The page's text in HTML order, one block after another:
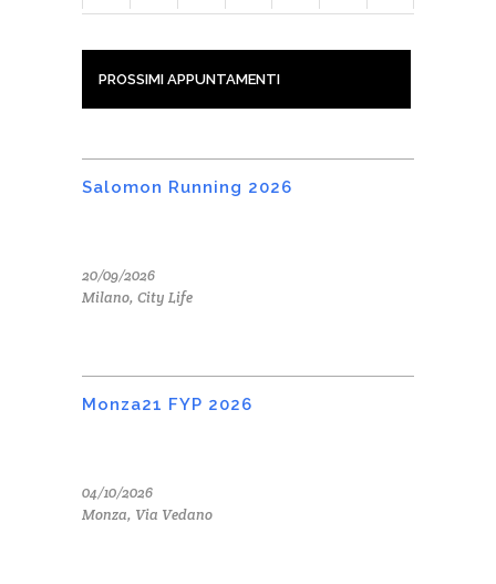
PROSSIMI APPUNTAMENTI
Salomon Running 2026
20/09/2026
Milano, City Life
Monza21 FYP 2026
04/10/2026
Monza, Via Vedano